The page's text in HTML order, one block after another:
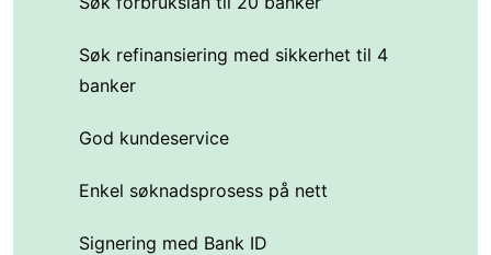
Søk refinansiering med sikkerhet til 4
banker
God kundeservice
Enkel søknadsprosess på nett
Signering med Bank ID